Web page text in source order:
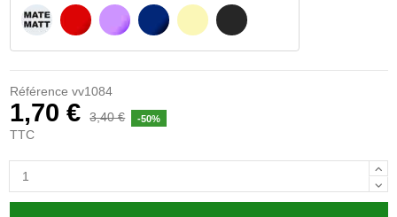
BLANC MATÉ
ROUGE PURPLE BLEU FONCÉ
BEIGE GRIS FONCÉ
Référence vv1084
1,70 € 3,40 € -50%
TTC